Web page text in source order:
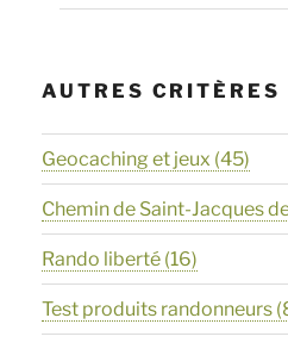
AUTRES CRITÈRES
Geocaching et jeux (45)
Chemin de Saint-Jacques
Rando liberté (16)
Test produits randonneurs